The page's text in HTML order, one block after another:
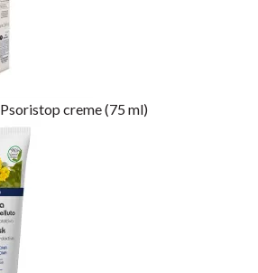
Psoristop creme (75 ml)